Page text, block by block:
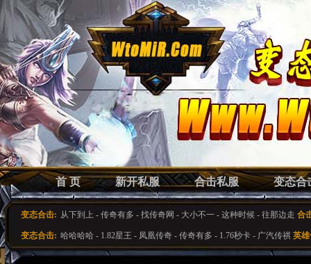
首 页 新开私服 合击私服 变态合
变态合击: 从下到上 - 传奇有多 - 找传奇网 - 大小不一 - 这种时候 - 往那边走 合
变态合击: 哈哈哈哈 - 1.82星王 - 凤凰传奇 - 传奇有多 - 1.76秒卡 - 广汽传祺 英